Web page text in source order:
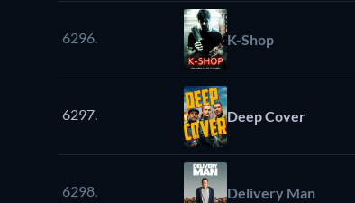
6296. K-Shop
6297. Deep Cover
6298. Delivery Man